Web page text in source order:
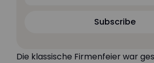
Subscribe
Die klassische Firmenfeier war